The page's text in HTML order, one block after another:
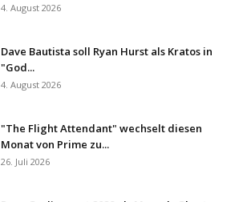
4. August 2026
Dave Bautista soll Ryan Hurst als Kratos in
"God...
4. August 2026
"The Flight Attendant" wechselt diesen
Monat von Prime zu...
26. Juli 2026